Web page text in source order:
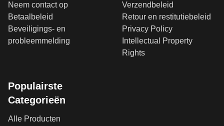
Neem contact op
Betaalbeleid
Beveiligings- en
probleemmelding
Verzendbeleid
Retour en restitutiebeleid
Privacy Policy
Intellectual Property
Rights
Populairste
Categorieën
Alle Producten